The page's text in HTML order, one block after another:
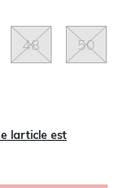
48 50
larticle est